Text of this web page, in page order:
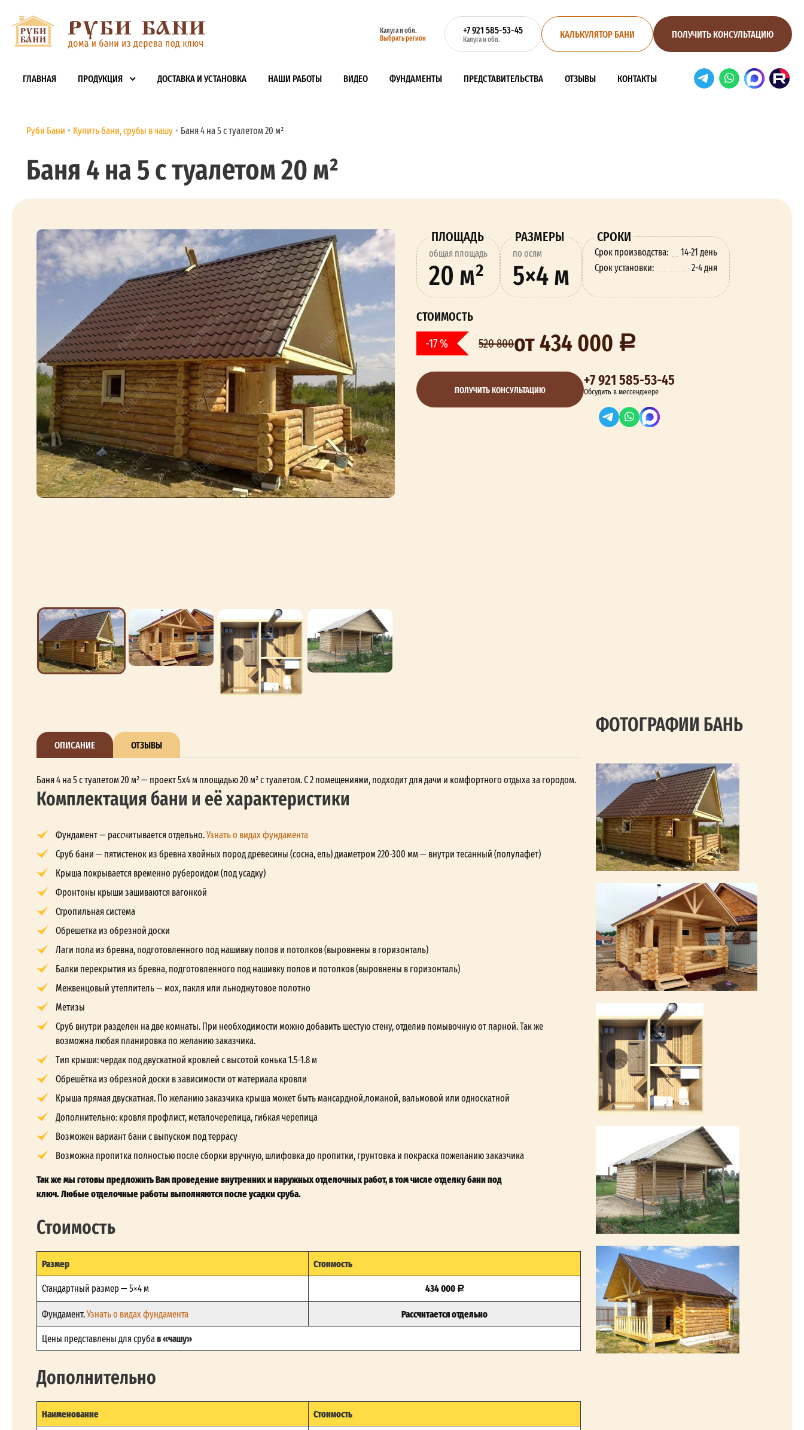
Калуга и обл.
Выбрать регион
+7 921 585-53-45
Калуга и обл. КАЛЬКУЛЯТОР БАНИ ПОЛУЧИТЬ КОНСУЛЬТАЦИЮ
ГЛАВНАЯ ПРОДУКЦИЯ ДОСТАВКА И УСТАНОВКА НАШИ РАБОТЫ ВИДЕО ФУНДАМЕНТЫ ПРЕДСТАВИТЕЛЬСТВА ОТЗЫВЫ КОНТАКТЫ
Руби Бани Купить бани, срубы в чашу Баня 4 на 5 с туалетом 20 м²
Баня 4 на 5 с туалетом 20 м²
ПЛОЩАДЬ
oбщая площадь
20 м²
РАЗМЕРЫ
по осям
5×4 м
СРОКИ
Срок производства:
14-21 день
Срок установки:
2-4 дня
СТОИМОСТЬ
-17 % 520 800от 434 000
ПОЛУЧИТЬ КОНСУЛЬТАЦИЮ +7 921 585-53-45
Обсудить в мессенджере
ОПИСАНИЕ ОТЗЫВЫ
Баня 4 на 5 с туалетом 20 м² — проект 5x4 м площадью 20 м² с туалетом. С 2 помещениями, подходит для дачи и комфортного отдыха за городом.
Комплектация бани и её характеристики
Фундамент — рассчитывается отдельно.Узнать о видах фундамента
Сруб бани — пятистенок из бревна хвойных пород древесины (сосна, ель) диаметром 220-300 мм — внутри тесанный (полулафет)
Крыша покрывается временно рубероидом (под усадку)
Фронтоны крыши зашиваются вагонкой
Стропильная система
Обрешетка из обрезной доски
Лаги пола из бревна, подготовленного под нашивку полов и потолков (выровнены в горизонталь)
Балки перекрытия из бревна, подготовленного под нашивку полов и потолков (выровнены в горизонталь)
Межвенцовый утеплитель — мох, пакля или льноджутовое полотно
Метизы
Сруб внутри разделен на две комнаты. При необходимости можно добавить шестую стену, отделив помывочную от парной. Так же
возможна любая планировка по желанию заказчика.
Тип крыши: чердак под двускатной кровлей с высотой конька 1.5-1.8 м
Обрешётка из обрезной доски в зависимости от материала кровли
Крыша прямая двускатная. По желанию заказчика крыша может быть мансардной,ломаной, вальмовой или односкатной
Дополнительно: кровля профлист, металочерепица, гибкая черепица
Возможен вариант бани с выпуском под террасу
Возможна пропитка полностью после сборки вручную, шлифовка до пропитки, грунтовка и покраска пожеланию заказчика
Так же мы готовы предложить Вам проведение внутренних и наружных отделочных работ, в том числе отделку бани под
ключ. Любые отделочные работы выполняются после усадки сруба.
Стоимость
Размер Стоимость
Стандартный размер — 5×4 м 434 000
Фундамент.Узнать о видах фундамента Рассчитается отдельно
Цены представлены для срубав «чашу»
Дополнительно
Наименование Стоимость
ФОТОГРАФИИ БАНЬ